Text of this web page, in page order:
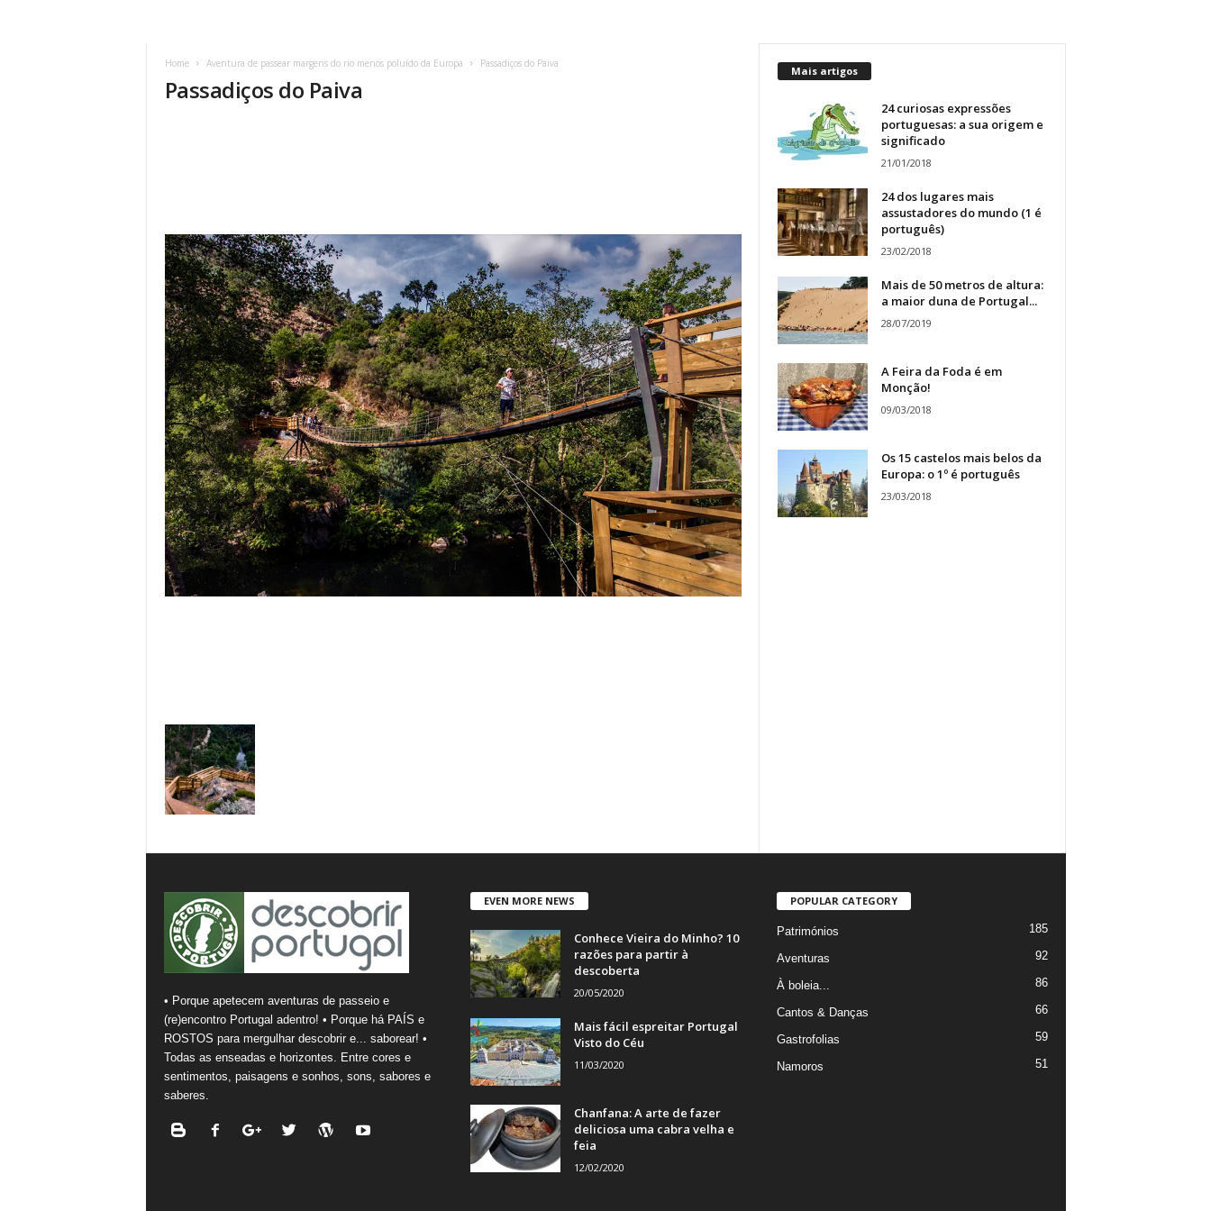
Home Aventura de passear margens do rio menos poluído da Europa Passadiços do Paiva
Passadiços do Paiva
Mais artigos
24 curiosas expressões
portuguesas: a sua origem e
significado
21/01/2018
24 dos lugares mais
assustadores do mundo (1 é
português)
23/02/2018
Mais de 50 metros de altura:
a maior duna de Portugal...
28/07/2019
A Feira da Foda é em
Monção!
09/03/2018
Os 15 castelos mais belos da
Europa: o 1º é português
23/03/2018
• Porque apetecem aventuras de passeio e
(re)encontro Portugal adentro! • Porque há PAÍS e
ROSTOS para mergulhar descobrir e... saborear! •
Todas as enseadas e horizontes. Entre cores e
sentimentos, paisagens e sonhos, sons, sabores e
saberes.
EVEN MORE NEWS
Conhece Vieira do Minho? 10
razões para partir à
descoberta
20/05/2020
Mais fácil espreitar Portugal
Visto do Céu
11/03/2020
Chanfana: A arte de fazer
deliciosa uma cabra velha e
feia
12/02/2020
POPULAR CATEGORY
Patrimónios 185
Aventuras 92
À boleia... 86
Cantos & Danças 66
Gastrofolias 59
Namoros 51